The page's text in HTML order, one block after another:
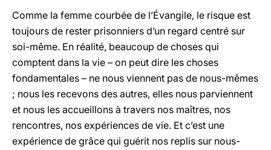
Comme la femme courbée de l’Évangile, le risque est
toujours de rester prisonniers d’un regard centré sur
soi-même. En réalité, beaucoup de choses qui
comptent dans la vie – on peut dire les choses
fondamentales – ne nous viennent pas de nous-mêmes
; nous les recevons des autres, elles nous parviennent
et nous les accueillons à travers nos maîtres, nos
rencontres, nos expériences de vie. Et c’est une
expérience de grâce qui guérit nos replis sur nous-